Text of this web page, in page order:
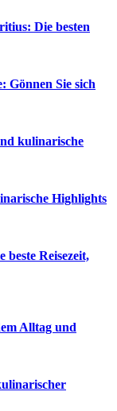
Die besten
Gönnen Sie sich
kulinarische
Highlights
Reisezeit,
Alltag und